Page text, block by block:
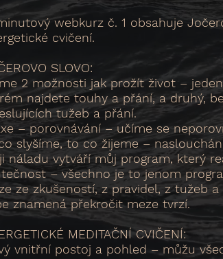
webkurz č. 1 obsahuje
cvičení.
SLOVO:
2 možnosti jak prožít život –
najdete touhy a přání, a druhý,
tužeb a přání.
– porovnávání – učíme se
slyšíme, to co žijeme –
náladu vytváří můj program, který
– všechno je to jenom
ze zkušeností, z pravidel, z tužeb
znamená překročit meze tvrzí.
MEDITAČNÍ CVIČENÍ:
vnitřní postoj a pohled – můžu